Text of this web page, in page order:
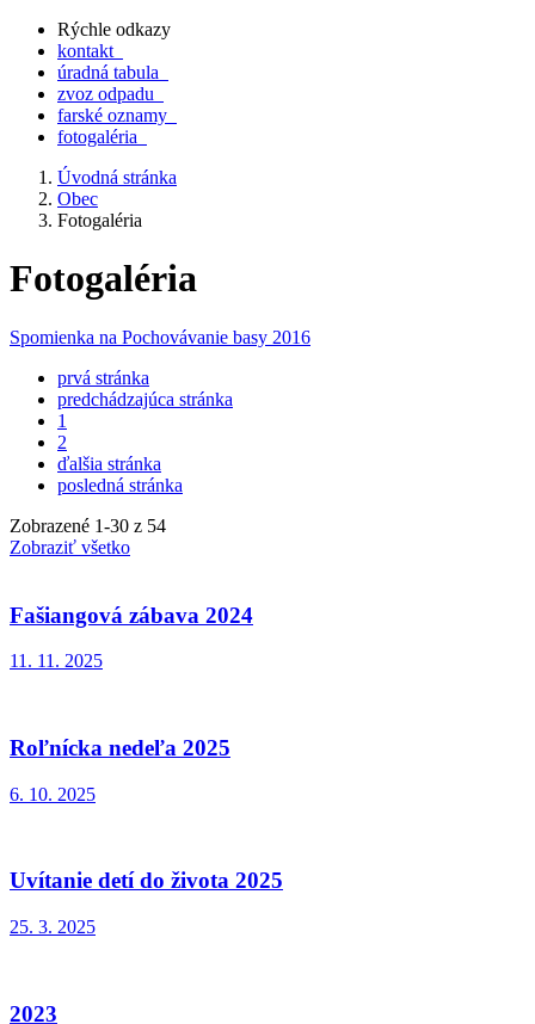
Rýchle odkazy
kontakt
úradná tabula
zvoz odpadu
farské oznamy
fotogaléria
Úvodná stránka
Obec
Fotogaléria
Fotogaléria
Spomienka na Pochovávanie basy 2016
prvá stránka
predchádzajúca stránka
1
2
ďalšia stránka
posledná stránka
Zobrazené 1-30 z 54
Zobraziť všetko
Fašiangová zábava 2024
11. 11. 2025
Roľnícka nedeľa 2025
6. 10. 2025
Uvítanie detí do života 2025
25. 3. 2025
2023